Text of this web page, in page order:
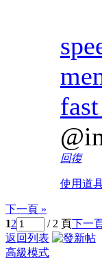
回復
使用道
下一頁 »
12 / 2 頁下一
返回列表
高級模式